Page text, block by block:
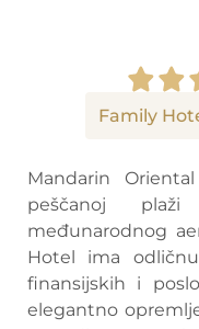
Family
Mandarin
peščanoj
međunarodnog
Hotel ima
finansijskih i
elegantno